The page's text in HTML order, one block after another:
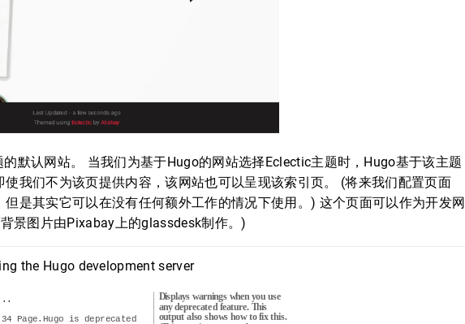
默认网站。 当我们为基于Hugo的网站选择Eclectic主题时，Hugo基于该主题
使我们不为该页提供内容，该网站也可以呈现该索引页。 (将来我们配置页面
但是其实它可以在没有任何额外工作的情况下使用。) 这个页面可以作为开发网
景图片由Pixabay上的glassdesk制作。)
the Hugo development server